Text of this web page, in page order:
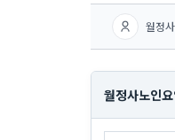
월정
월정사노인